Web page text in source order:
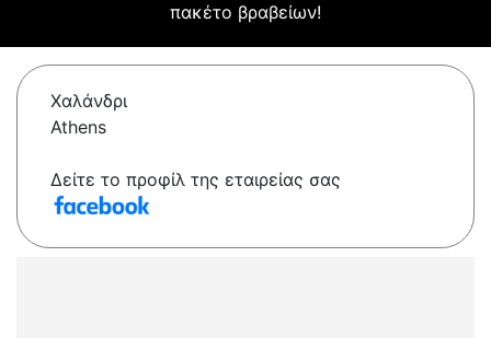
πακέτο βραβείων!
Χαλάνδρι
Athens
Δείτε το προφίλ της εταιρείας σας